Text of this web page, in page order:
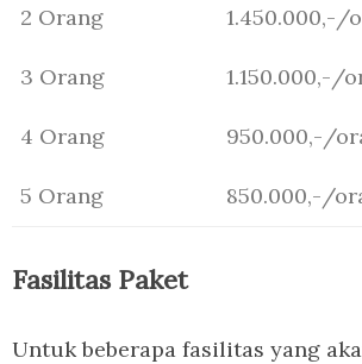
2 Orang 1.450.000,-/
3 Orang 1.150.000,-/
4 Orang 950.000,-/
5 Orang 850.000,-/
Fasilitas Paket
Untuk beberapa fasilitas yang